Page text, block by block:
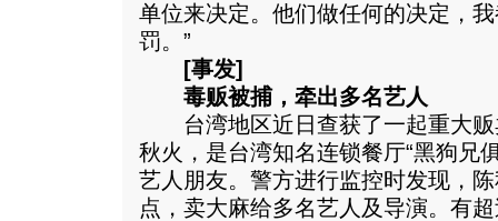
单位来决定。他们做任何的决定，
罚。”
[事发]
毒贩被捕，牵出多名艺人
台湾地区近日查获了一起重大贩
秋火，是台湾知名连锁餐厅“黑狗兄
艺人朋友。警方进行监控时发现，
点，卖大麻给多名艺人及导演。有